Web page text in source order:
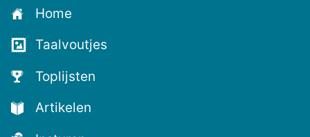
voor
de
nieuwste
voutjes
en
de
voutste
Home
Taalvoutjes
Toplijsten
Artikelen